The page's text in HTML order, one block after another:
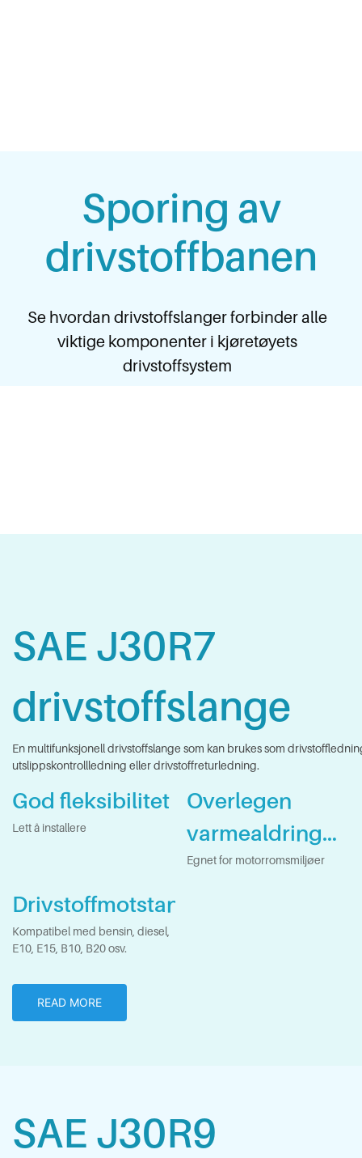
Sporing av
drivstoffbanen
Se hvordan drivstoffslanger forbinder alle
viktige komponenter i kjøretøyets
drivstoffsystem
SAE J30R7
drivstoffslange
En multifunksjonell drivstoffslange som kan brukes som
utslippskontrollledning eller drivstoffreturledning.
God fleksibilitet
Lett å installere
Overlegen
varmealdring
og
Egnet for motorromsmiljøer
Drivstoffmotstandsstabilitet
Kompatibel med bensin, diesel,
E10, E15, B10, B20 osv.
READ MORE
SAE J30R9